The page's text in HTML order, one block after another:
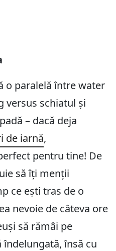
o paralelă între water
versus schiatul și
– dacă deja
de iarnă,
pentru tine! De
să îți menții
ce ești tras de o
nevoie de câteva ore
să rămâi pe
însă cu